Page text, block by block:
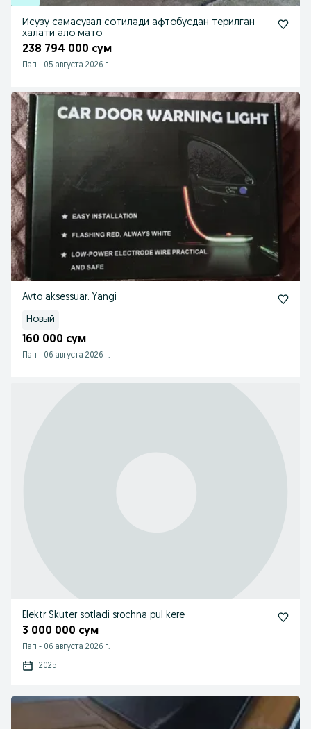
Исузу самасувал сотилади афтобусдан терилган
халати ало мато
238 794 000 сум
Пап - 05 августа 2026 г.
Avto aksessuar. Yangi
Новый
160 000 сум
Пап - 06 августа 2026 г.
Elektr Skuter sotladi srochna pul kere
3 000 000 сум
Пап - 06 августа 2026 г.
2025